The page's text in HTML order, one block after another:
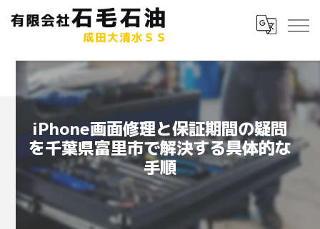
iPhone画面修理と保証期間の疑問
を千葉県富里市で解決する具体的な
手順